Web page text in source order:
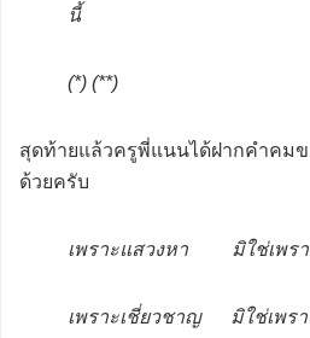
นี้
(*) (**)
สุดท้ายแล้วครูพี่แนนได้ฝากคำคมข
ด้วยครับ
เพราะแสวงหา มิใช่เพรา
เพราะเชี่ยวชาญ มิใช่เพรา